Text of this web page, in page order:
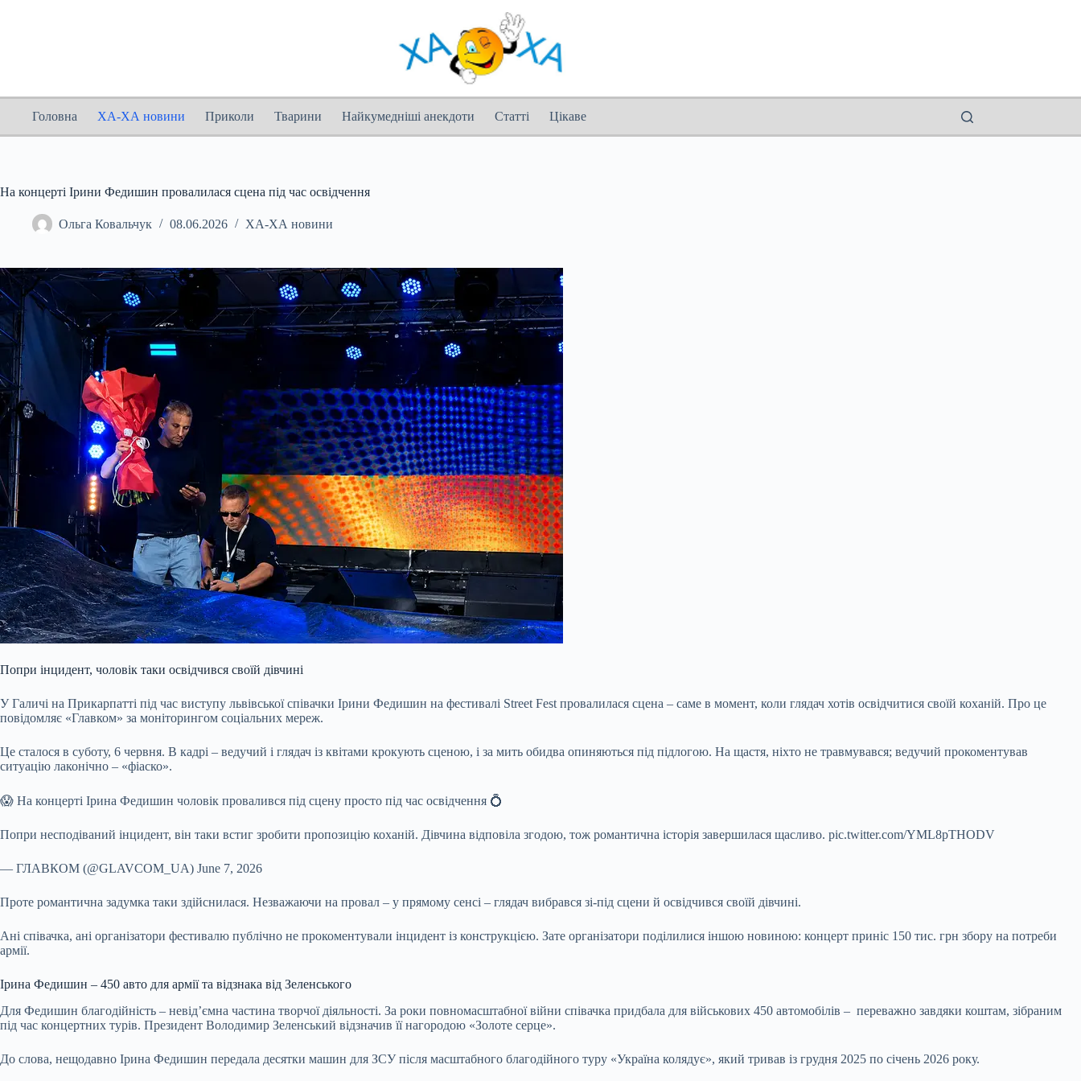
Головна ХА-ХА новини Приколи Тварини Найкумедніші анекдоти Статті Цікаве
На концерті Ірини Федишин провалилася сцена під час освідчення
Ольга Ковальчук 08.06.2026 ХА-ХА новини
Попри інцидент, чоловік таки освідчився своїй дівчині
У Галичі на Прикарпатті під час виступу львівської співачки Ірини Федишин на фестивалі Street Fest провалилася сцена – саме в момент, коли глядач хотів освідчитися своїй коханій. Про це
повідомляє «Главком» за моніторингом соціальних мереж.
Це сталося в суботу, 6 червня. В кадрі – ведучий і глядач із квітами крокують сценою, і за мить обидва опиняються під підлогою. На щастя, ніхто не травмувався; ведучий прокоментував
ситуацію лаконічно – «фіаско».
😱 На концерті Ірина Федишин чоловік провалився під сцену просто під час освідчення 💍
Попри несподіваний інцидент, він таки встиг зробити пропозицію коханій. Дівчина відповіла згодою, тож романтична історія завершилася щасливо. pic.twitter.com/YML8pTHODV
— ГЛАВКОМ (@GLAVCOM_UA) June 7, 2026
Проте романтична задумка таки здійснилася. Незважаючи на провал – у прямому сенсі – глядач вибрався зі-під сцени й освідчився своїй дівчині.
Ані співачка, ані організатори фестивалю публічно не прокоментували інцидент із конструкцією. Зате організатори поділилися іншою новиною: концерт приніс 150 тис. грн збору на потреби
армії.
Ірина Федишин – 450 авто для армії та відзнака від Зеленського
Для Федишин благодійність – невід’ємна частина творчої діяльності. За роки повномасштабної війни співачка придбала для військових 450 автомобілів – переважно завдяки коштам, зібраним
під час концертних турів. Президент Володимир Зеленський відзначив її нагородою «Золоте серце».
До слова, нещодавно Ірина Федишин передала десятки машин для ЗСУ після масштабного благодійного туру «Україна колядує», який тривав із грудня 2025 по січень 2026 року.